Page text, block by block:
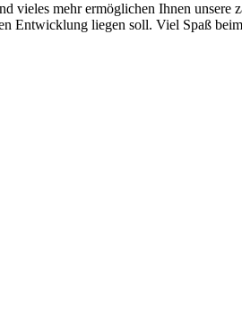
vieles mehr ermöglichen Ihnen
Entwicklung liegen soll. Viel Spaß